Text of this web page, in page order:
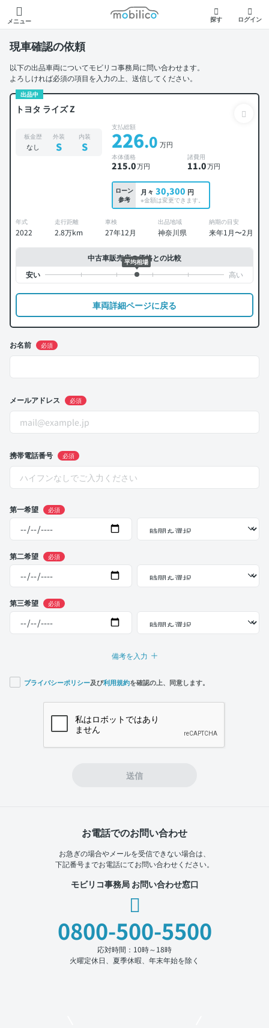
メニュー
モビリコ
探す ログイン
現車確認の依頼
以下の出品車両についてモビリコ事務局に問い合わせます。
よろしければ必須の項目を入力の上、送信してください。
出品中
トヨタ ライズ Z
板金歴
なし
外装
S
内装
S
支払総額
226.0 万円
本体価格
215.0万円
諸費用
11.0万円
ローン
参考
月々 30,300 円
※金額は変更できます。
年式
2022
走行距離
2.8万km
車検
27年12月
出品地域
神奈川県
納期の目安
来年1月〜2月
中古車販売店の価格との比較
平均相場
車両詳細ページに戻る
お名前 必須
メールアドレス 必須
携帯電話番号 必須
第一希望 必須
第二希望 必須
第三希望 必須
備考を入力
プライバシーポリシー及び利用規約を確認の上、同意します。
送信
お電話でのお問い合わせ
お急ぎの場合やメールを受信できない場合は、
下記番号までお電話にてお問い合わせください。
モビリコ事務局 お問い合わせ窓口
0800-500-5500
応対時間：10時～18時
火曜定休日、夏季休暇、年末年始を除く